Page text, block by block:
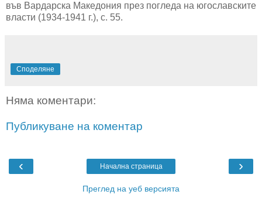
във Вардарска Македония през погледа на югославските
власти (1934-1941 г.), с. 55.
Споделяне
Няма коментари:
Публикуване на коментар
‹ ›
Начална страница
Преглед на уеб версията